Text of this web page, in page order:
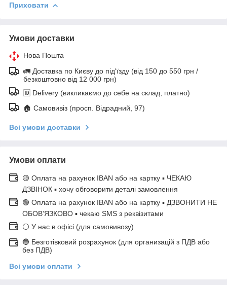
Приховати
Умови доставки
Нова Пошта
🚛 Доставка по Києву до під'їзду (від 150 до 550 грн /
безкоштовно від 12 000 грн)
🆔 Delivery (викликаємо до себе на склад, платно)
🏠 Самовивіз (просп. Відрадний, 97)
Всі умови доставки
Умови оплати
🟡 Оплата на рахунок IBAN або на картку ▪ ЧЕКАЮ
ДЗВІНОК ▪ хочу обговорити деталі замовлення
🟢 Оплата на рахунок IBAN або на картку ▪ ДЗВОНИТИ НЕ
ОБОВ'ЯЗКОВО ▪ чекаю SMS з реквізитами
⚪ У нас в офісі (для самовивозу)
🔵 Безготівковий розрахунок (для организацій з ПДВ або
без ПДВ)
Всі умови оплати